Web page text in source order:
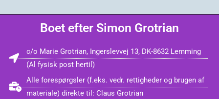
Boet efter Simon Grotrian
c/o Marie Grotrian, Ingerslevvej 13, DK-8632 Lemming
(Al fysisk post hertil)
Alle forespørgsler (f.eks. vedr. rettigheder og brugen af
materiale) direkte til: Claus Grotrian